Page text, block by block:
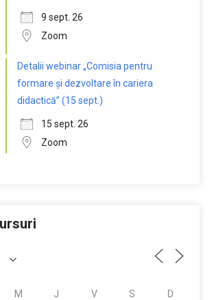
9 sept. 26
Zoom
Detalii webinar „Comisia pentru
formare și dezvoltare în cariera
didactică” (15 sept.)
15 sept. 26
Zoom
M J V S D